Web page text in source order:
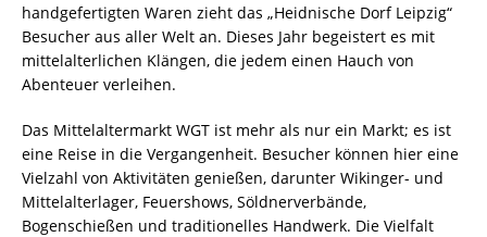
handgefertigten Waren zieht das „Heidnische Dorf Leipzig“
Besucher aus aller Welt an. Dieses Jahr begeistert es mit
mittelalterlichen Klängen, die jedem einen Hauch von
Abenteuer verleihen.
Das Mittelaltermarkt WGT ist mehr als nur ein Markt; es ist
eine Reise in die Vergangenheit. Besucher können hier eine
Vielzahl von Aktivitäten genießen, darunter Wikinger- und
Mittelalterlager, Feuershows, Söldnerverbände,
Bogenschießen und traditionelles Handwerk. Die Vielfalt